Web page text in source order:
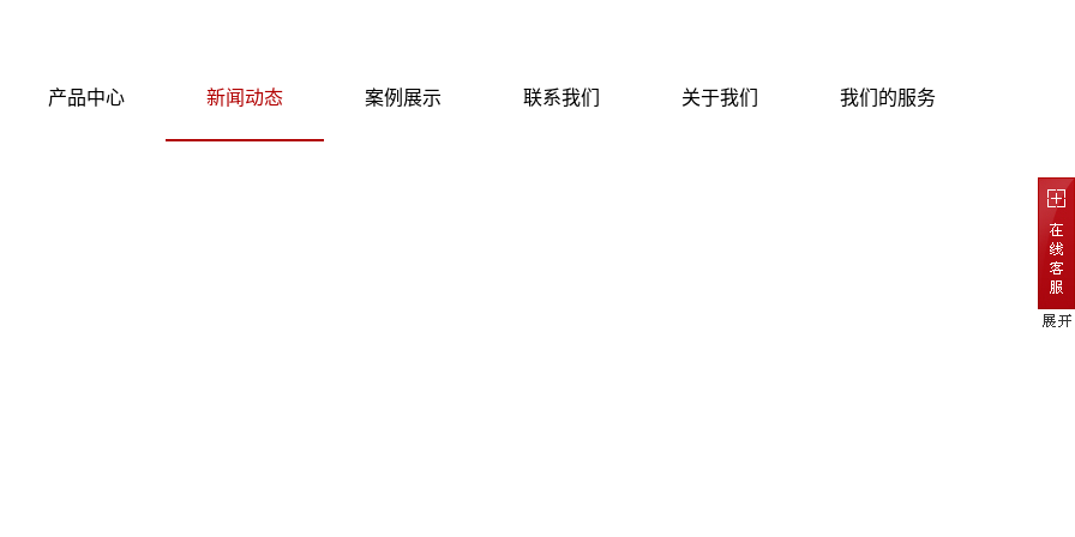
产品中心 新闻动态 案例展示 联系我们 关于我们 我们的服务